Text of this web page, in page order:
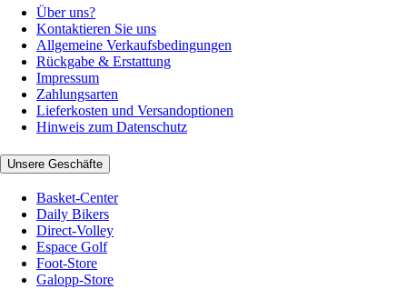
Über uns?
Kontaktieren Sie uns
Allgemeine Verkaufsbedingungen
Rückgabe & Erstattung
Impressum
Zahlungsarten
Lieferkosten und Versandoptionen
Hinweis zum Datenschutz
Unsere Geschäfte
Basket-Center
Daily Bikers
Direct-Volley
Espace Golf
Foot-Store
Galopp-Store